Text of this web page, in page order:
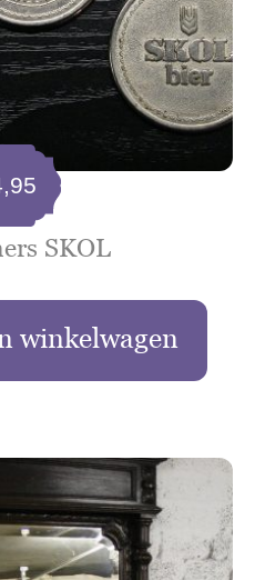
SKOL
winkelwagen